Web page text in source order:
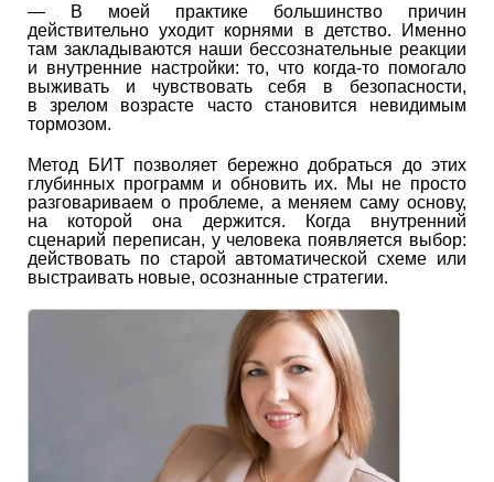
— В моей практике большинство причин
действительно уходит корнями в детство. Именно
там закладываются наши бессознательные реакции
и внутренние настройки: то, что когда-то помогало
выживать и чувствовать себя в безопасности,
в зрелом возрасте часто становится невидимым
тормозом.
Метод БИТ позволяет бережно добраться до этих
глубинных программ и обновить их. Мы не просто
разговариваем о проблеме, а меняем саму основу,
на которой она держится. Когда внутренний
сценарий переписан, у человека появляется выбор:
действовать по старой автоматической схеме или
выстраивать новые, осознанные стратегии.